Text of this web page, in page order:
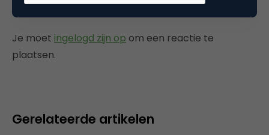
Plaats reactie
Je moet ingelogd zijn op om een reactie te
plaatsen.
Gerelateerde artikelen